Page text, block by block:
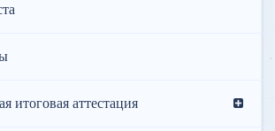
итоговая аттестация